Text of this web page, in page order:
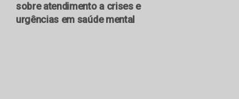
sobre atendimento a crises e
urgências em saúde mental